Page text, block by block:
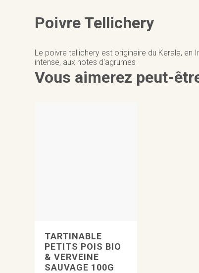
Poivre Tellichery
Le poivre tellichery est originaire du Kerala, en
intense, aux notes d'agrumes
Vous aimerez peut-
VUE RAPIDE
VUE RAPIDE
TARTINABLE
PETITS POIS BIO
& VERVEINE
SAUVAGE 100G